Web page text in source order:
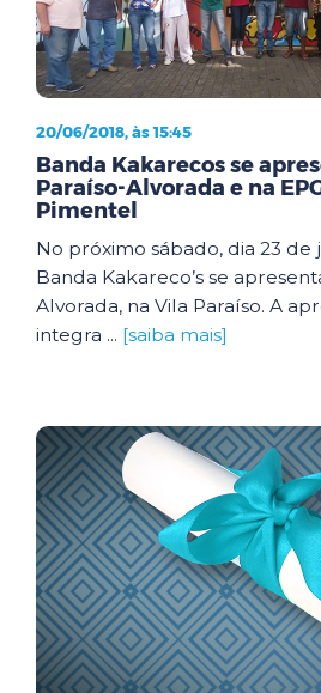
20/06/2018, às 15:45
Banda Kakarecos se
Paraíso-Alvorada e na
Pimentel
No próximo sábado, dia 23 de
Banda Kakareco’s se
Alvorada, na Vila Paraíso. A
integra ... [saiba mais]